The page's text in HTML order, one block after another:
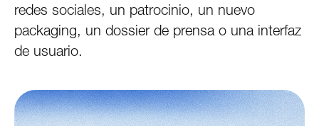
redes sociales, un patrocinio, un nuevo
packaging, un dossier de prensa o una interfaz
de usuario.